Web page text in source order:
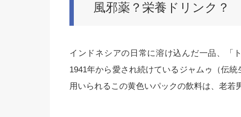
風邪薬？栄養ドリンク？
インドネシアの日常に溶け込んだ一品、「
1941年から愛され続けているジャムゥ（伝
用いられるこの黄色いパックの飲料は、老若